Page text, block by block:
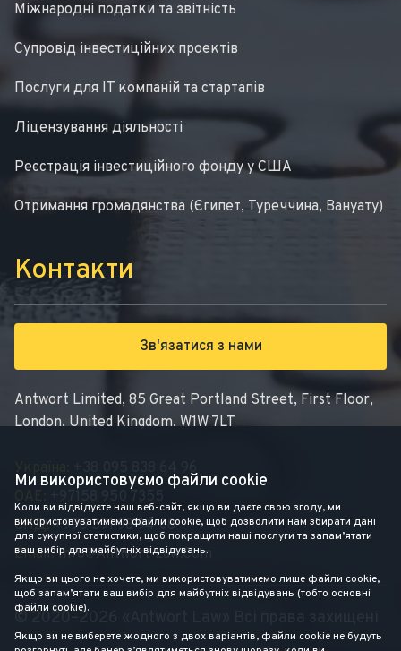
Міжнародні податки та звітність
Супровід інвестиційних проектів
Послуги для IT компаній та стартапів
Ліцензування діяльності
Реєстрація інвестиційного фонду у США
Отримання громадянства (Єгипет, Туреччина, Вануату)
Контакти
Зв'язатися з нами
Antwort Limited, 85 Great Portland Street, First Floor,
London, United Kingdom, W1W 7LT
+38 095 838 64 96
СНД:+995 591 98 94 08
Email:Info@antwort-Law.com
© 2020–2026 «Antwort Law» Всі права захищені
Ми використовуємо файли cookie
Коли ви відвідуєте наш веб-сайт, якщо ви даєте свою згоду, ми
використовуватимемо файли cookie, щоб дозволити нам збирати дані
для сукупної статистики, щоб покращити наші послуги та запам’ятати
ваш вибір для майбутніх відвідувань.
Якщо ви цього не хочете, ми використовуватимемо лише файли cookie,
щоб запам’ятати ваш вибір для майбутніх відвідувань (тобто основні
файли cookie).
Якщо ви не виберете жодного з двох варіантів, файли cookie не будуть